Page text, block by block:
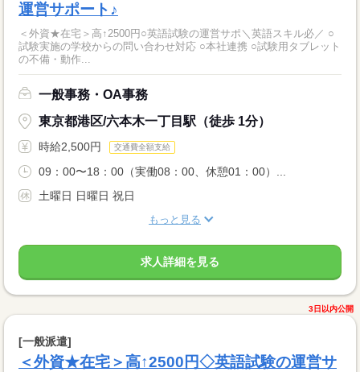
運営サポート♪
＜外資★在宅＞高↑2500円○英語試験の運営サポ＼英語スキル必／ ○
試験実施の学校からの問い合わせ対応 ○本社連携 ○試験用タブレット
の不備・動作...
一般事務・OA事務
東京都港区/六本木一丁目駅（徒歩 1分）
時給2,500円 交通費全額支給
09：00〜18：00（実働08：00、休憩01：00）...
土曜日 日曜日 祝日
もっと見る
求人詳細を見る
3日以内公開
[一般派遣]
＜外資★在宅＞高↑2500円◇英語試験の運営サ